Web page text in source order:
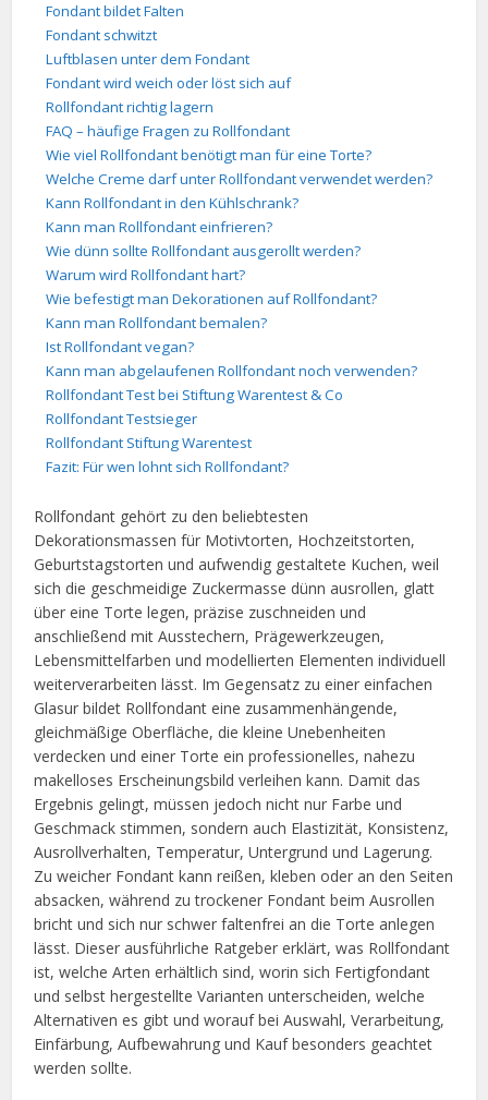
Fondant bildet Falten
Fondant schwitzt
Luftblasen unter dem Fondant
Fondant wird weich oder löst sich auf
Rollfondant richtig lagern
FAQ – häufige Fragen zu Rollfondant
Wie viel Rollfondant benötigt man für eine Torte?
Welche Creme darf unter Rollfondant verwendet werden?
Kann Rollfondant in den Kühlschrank?
Kann man Rollfondant einfrieren?
Wie dünn sollte Rollfondant ausgerollt werden?
Warum wird Rollfondant hart?
Wie befestigt man Dekorationen auf Rollfondant?
Kann man Rollfondant bemalen?
Ist Rollfondant vegan?
Kann man abgelaufenen Rollfondant noch verwenden?
Rollfondant Test bei Stiftung Warentest & Co
Rollfondant Testsieger
Rollfondant Stiftung Warentest
Fazit: Für wen lohnt sich Rollfondant?
Rollfondant gehört zu den beliebtesten
Dekorationsmassen für Motivtorten, Hochzeitstorten,
Geburtstagstorten und aufwendig gestaltete Kuchen, weil
sich die geschmeidige Zuckermasse dünn ausrollen, glatt
über eine Torte legen, präzise zuschneiden und
anschließend mit Ausstechern, Prägewerkzeugen,
Lebensmittelfarben und modellierten Elementen individuell
weiterverarbeiten lässt. Im Gegensatz zu einer einfachen
Glasur bildet Rollfondant eine zusammenhängende,
gleichmäßige Oberfläche, die kleine Unebenheiten
verdecken und einer Torte ein professionelles, nahezu
makelloses Erscheinungsbild verleihen kann. Damit das
Ergebnis gelingt, müssen jedoch nicht nur Farbe und
Geschmack stimmen, sondern auch Elastizität, Konsistenz,
Ausrollverhalten, Temperatur, Untergrund und Lagerung.
Zu weicher Fondant kann reißen, kleben oder an den Seiten
absacken, während zu trockener Fondant beim Ausrollen
bricht und sich nur schwer faltenfrei an die Torte anlegen
lässt. Dieser ausführliche Ratgeber erklärt, was Rollfondant
ist, welche Arten erhältlich sind, worin sich Fertigfondant
und selbst hergestellte Varianten unterscheiden, welche
Alternativen es gibt und worauf bei Auswahl, Verarbeitung,
Einfärbung, Aufbewahrung und Kauf besonders geachtet
werden sollte.